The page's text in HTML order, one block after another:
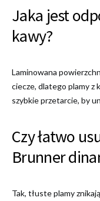
Jaka jest
kawy?
Laminowana
ciecze, dlatego plamy z
szybkie przetarcie, by
Czy łatwo
Brunner
Tak, tłuste plamy